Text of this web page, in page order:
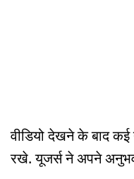
वीडियो देखने के बाद
रखे. यूजर्स ने अपने